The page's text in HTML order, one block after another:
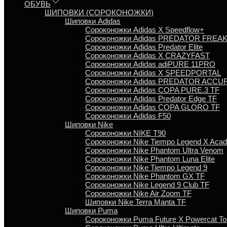
ОБУВЬ
ШИПОВКИ (СОРОКОНОЖКИ)
Шиповки Adidas
Сороконожки Аdidas X Speedflow+
Сороконожки Adidas PREDATOR FREAK
Сороконожки Adidas Predator Elite
Сороконожки Adidas X CRAZYFAST
Сороконожки Adidas adiPURE 11PRO
Сороконожки Аdidas X SPEEDPORTAL
Сороконожки Adidas PREDATOR
Сороконожки Adidas COPA PURE.3 TF
Сороконожки Аdidas Predator Edge TF
Сороконожки Adidas COPA GLORO TF
Сороконожки Adidas F50
Шиповки Nike
Сороконожки NIKE T90
Сороконожки Nike Tiempo Legend X
Сороконожки Nike Phantom Ultra Venom
Сороконожки Nike Phantom Luna Elite
Сороконожки Nike Tiempo Legend 9
Сороконожки Nike Phantom GX TF
Сороконожки Nike Legend 9 Club TF
Сороконожки Nike Air Zoom TF
Шиповки Nike Terra Manta TF
Шиповки Puma
Сороконожки Puma Future X Powercat